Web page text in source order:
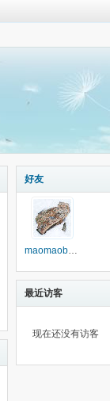
好友
maomaobiao
最近访客
现在还没有访客